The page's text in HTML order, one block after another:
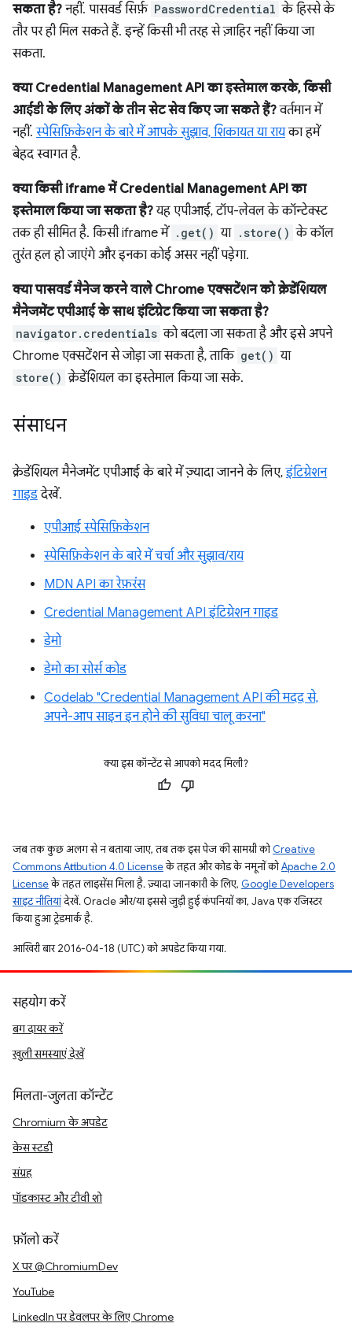
सकता है? नहीं. पासवर्ड सिर्फ़ PasswordCredential के हिस्से के
तौर पर ही मिल सकते हैं. इन्हें किसी भी तरह से ज़ाहिर नहीं किया जा
सकता.
क्या Credential Management API का इस्तेमाल करके, किसी
आईडी के लिए अंकों के तीन सेट सेव किए जा सकते हैं?वर्तमान में
नहीं. स्पेसिफ़िकेशन के बारे में आपके सुझाव, शिकायत या रायका हमें
बेहद स्वागत है.
क्या किसी iframe में Credential Management API का
इस्तेमाल किया जा सकता है?यह एपीआई, टॉप-लेवल के कॉन्टेक्स्ट
तक ही सीमित है. किसी iframe में .get() या .store() के कॉल
तुरंत हल हो जाएंगे और इनका कोई असर नहीं पड़ेगा.
क्या पासवर्ड मैनेज करने वाले Chrome एक्सटेंशन को क्रेडेंशियल
मैनेजमेंट एपीआई के साथ इंटिग्रेट किया जा सकता है?
navigator.credentials को बदला जा सकता है और इसे अपने
Chrome एक्सटेंशन से जोड़ा जा सकता है, ताकि get() या
store() क्रेडेंशियल का इस्तेमाल किया जा सके.
संसाधन
क्रेडेंशियल मैनेजमेंट एपीआई के बारे में ज़्यादा जानने के लिए,इंटिग्रेशन
गाइडदेखें.
एपीआई स्पेसिफ़िकेशन
स्पेसिफ़िकेशन के बारे में चर्चा और सुझाव/राय
MDN API का रेफ़रंस
Credential Management API इंटिग्रेशन गाइड
डेमो
डेमो का सोर्स कोड
Codelab "Credential Management API की मदद से,
अपने-आप साइन इन होने की सुविधा चालू करना"
क्या इस कॉन्टेंट से आपको मदद मिली?
जब तक कुछ अलग से न बताया जाए, तब तक इस पेज की सामग्री कोCreative
Commons Attribution 4.0 Licenseके तहत और कोड के नमूनों कोApache 2.0
Licenseके तहत लाइसेंस मिला है. ज़्यादा जानकारी के लिए, Google Developers
साइट नीतियांदेखें. Oracle और/या इससे जुड़ी हुई कंपनियों का, Java एक रजिस्टर
किया हुआ ट्रेडमार्क है.
आखिरी बार 2016-04-18 (UTC) को अपडेट किया गया.
सहयोग करें
बग दायर करें
खुली समस्याएं देखें
मिलता-जुलता कॉन्टेंट
Chromium के अपडेट
केस स्टडी
संग्रह
पॉडकास्ट और टीवी शो
फ़ॉलो करें
X पर @ChromiumDev
YouTube
LinkedIn पर डेवलपर के लिए Chrome